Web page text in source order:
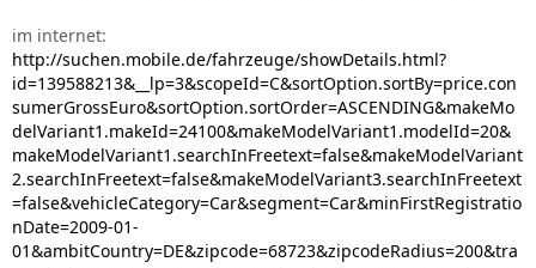
ich fahre z.Zt. selber einen CV R1 B.j.2004 mit MMT-
Getriebe. Dieses habe ich mir vom damaligen Verkäufer
aufschwatzen lassen. Dies war ein Fehler, welchen ich heute
noch bereue. Grund: 1. Man spürt ständig die einzelnen
Schaltvorgänge durch mehr oder weniger starkes
Kopfnicken. Es gelingt mir selten durch Gas wegnehmen im
richtigen Augenblick dies zu verhindern.
2. Der Zeitpunkt und die Art (hoch oder Runter)der
Schaltvorgänge. Man fährt z.B. an eine Kreuzung heran wo
im internet:
http://suchen.mobile.de/fahrzeuge/showDetails.html?
id=139588213&__lp=3&scopeId=C&sortOption.sortBy=price.con
sumerGrossEuro&sortOption.sortOrder=ASCENDING&makeMo
delVariant1.makeId=24100&makeModelVariant1.modelId=20&
makeModelVariant1.searchInFreetext=false&makeModelVariant
2.searchInFreetext=false&makeModelVariant3.searchInFreetext
=false&vehicleCategory=Car&segment=Car&minFirstRegistratio
nDate=2009-01-
01&ambitCountry=DE&zipcode=68723&zipcodeRadius=200&tra